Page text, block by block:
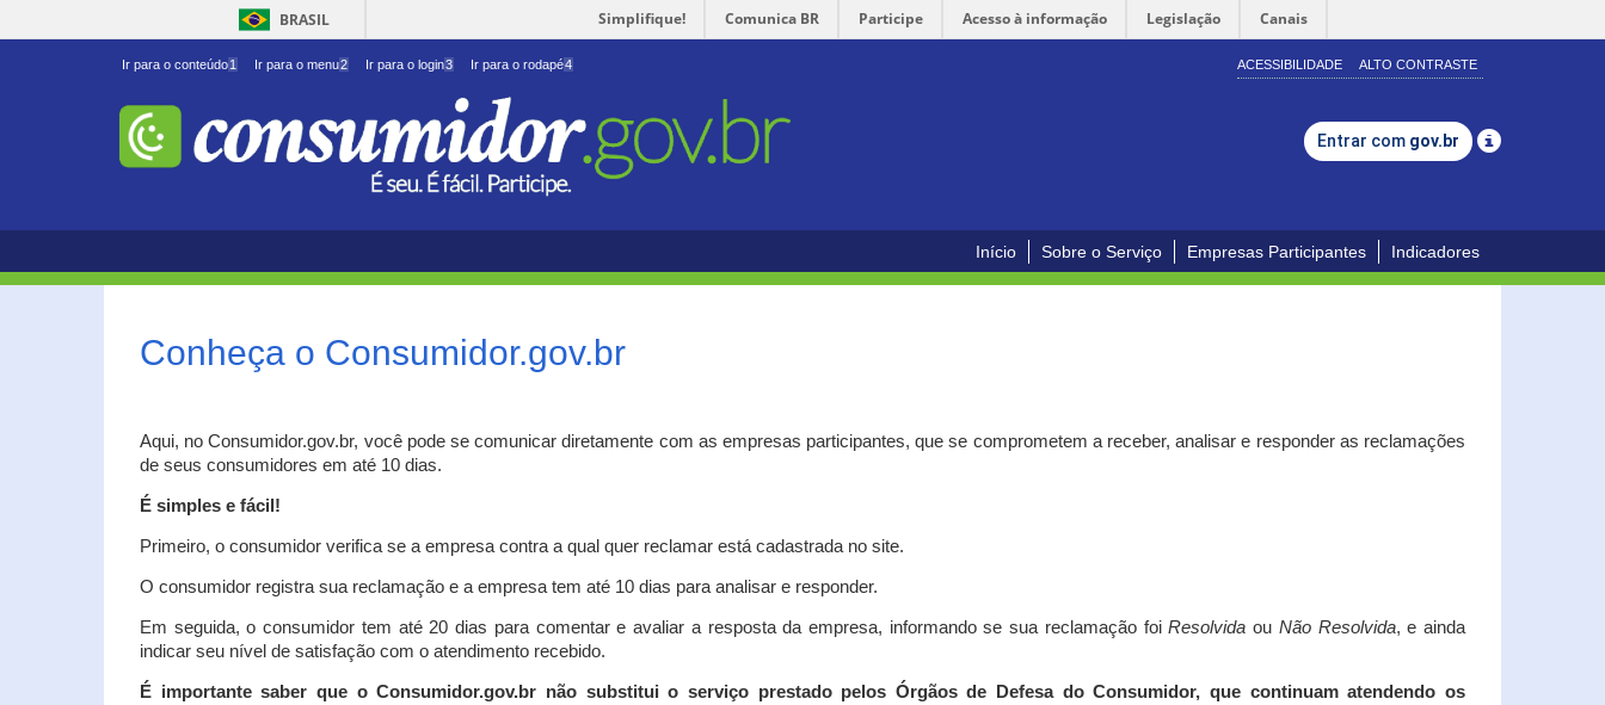
BRASIL Simplifique! Comunica BR Participe Acesso à informação Legislação Canais
Ir para o conteúdo1 Ir para o menu2 Ir para o login3 Ir para o rodapé4 ACESSIBILIDADE ALTO CONTRASTE
Entrar com gov.br
Início Sobre o Serviço Empresas Participantes Indicadores
Conheça o Consumidor.gov.br
Aqui, no Consumidor.gov.br, você pode se comunicar diretamente com as empresas participantes, que se comprometem a receber, analisar e responder as reclamações
de seus consumidores em até 10 dias.
É simples e fácil!
Primeiro, o consumidor verifica se a empresa contra a qual quer reclamar está cadastrada no site.
O consumidor registra sua reclamação e a empresa tem até 10 dias para analisar e responder.
Em seguida, o consumidor tem até 20 dias para comentar e avaliar a resposta da empresa, informando se sua reclamação foiResolvida ou Não Resolvida, e ainda
indicar seu nível de satisfação com o atendimento recebido.
É importante saber que o Consumidor.gov.br não substitui o serviço prestado pelos Órgãos de Defesa do Consumidor, que continuam atendendo os